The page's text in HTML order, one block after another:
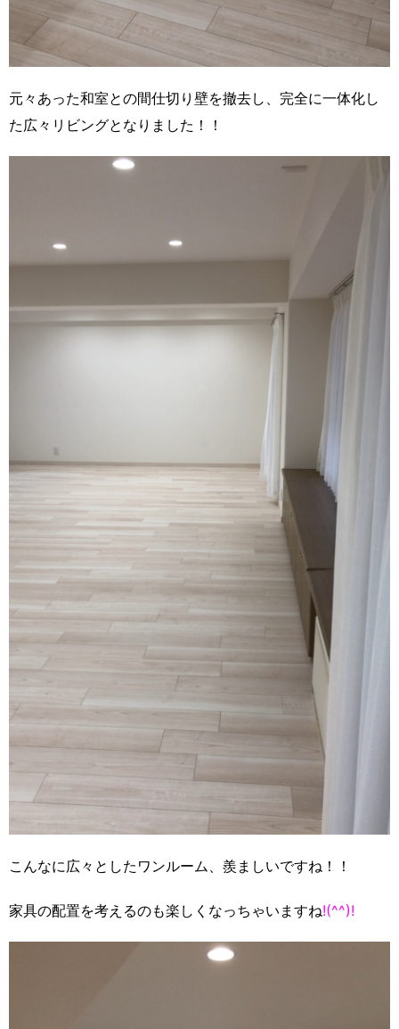
元々あった和室との間仕切り壁を撤去し、完全に一体化し
た広々リビングとなりました！！
こんなに広々としたワンルーム、羨ましいですね！！
家具の配置を考えるのも楽しくなっちゃいますね!(^^)!